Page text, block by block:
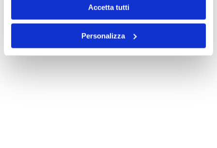
Accetta tutti
Personalizza
carattere, raffinatezza e, perchè no, eccentricità.
accessori che regalano tutto il sapore del design